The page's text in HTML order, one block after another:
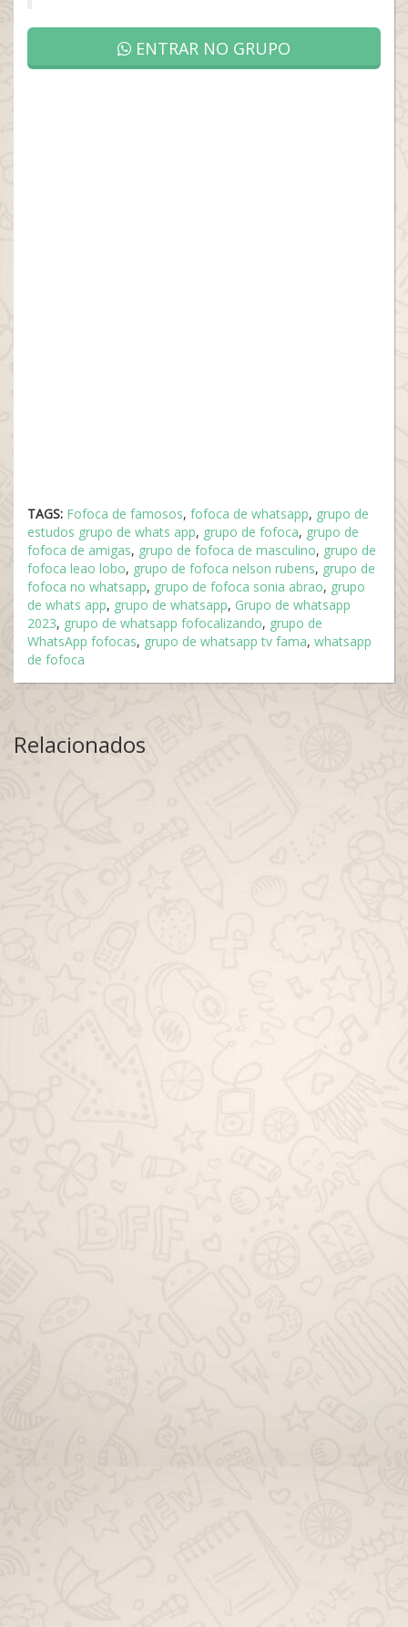
ENTRAR NO GRUPO
TAGS: Fofoca de famosos, fofoca de whatsapp, grupo de
estudos grupo de whats app, grupo de fofoca, grupo de
fofoca de amigas, grupo de fofoca de masculino, grupo de
fofoca leao lobo, grupo de fofoca nelson rubens, grupo de
fofoca no whatsapp, grupo de fofoca sonia abrao, grupo
de whats app, grupo de whatsapp, Grupo de whatsapp
2023, grupo de whatsapp fofocalizando, grupo de
WhatsApp fofocas, grupo de whatsapp tv fama, whatsapp
de fofoca
Relacionados